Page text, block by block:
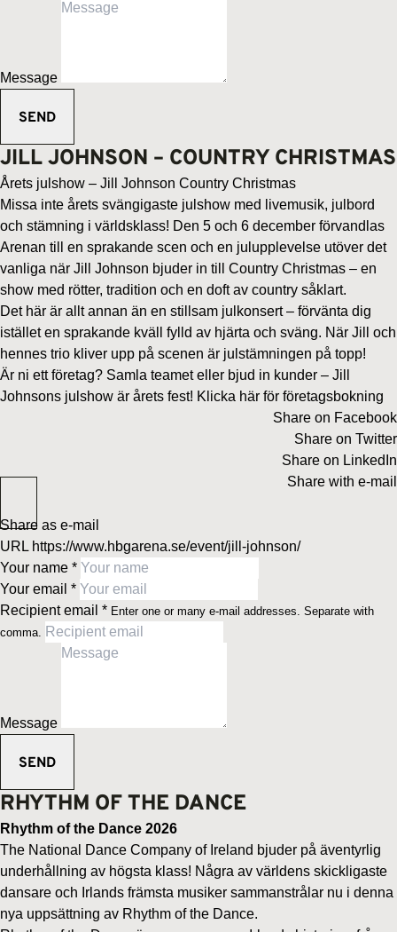
Message
JILL JOHNSON – COUNTRY CHRISTMAS
Årets julshow – Jill Johnson Country Christmas
Missa inte årets svängigaste julshow med livemusik, julbord
och stämning i världsklass! Den 5 och 6 december förvandlas
Arenan till en sprakande scen och en julupplevelse utöver det
vanliga när Jill Johnson bjuder in till Country Christmas – en
show med rötter, tradition och en doft av country såklart.
Det här är allt annan än en stillsam julkonsert – förvänta dig
istället en sprakande kväll fylld av hjärta och sväng. När Jill och
hennes trio kliver upp på scenen är julstämningen på topp!
Är ni ett företag? Samla teamet eller bjud in kunder – Jill
Johnsons julshow är årets fest! Klicka här för företagsbokning
Share on Facebook
Share on Twitter
Share on LinkedIn
Share with e-mail
Share as e-mail
URL https://www.hbgarena.se/event/jill-johnson/
Your name *
Your email *
Recipient email * Enter one or many e-mail addresses. Separate with
comma.
Message
RHYTHM OF THE DANCE
Rhythm of the Dance 2026
The National Dance Company of Ireland bjuder på äventyrlig
underhållning av högsta klass! Några av världens skickligaste
dansare och Irlands främsta musiker sammanstrålar nu i denna
nya uppsättning av Rhythm of the Dance.